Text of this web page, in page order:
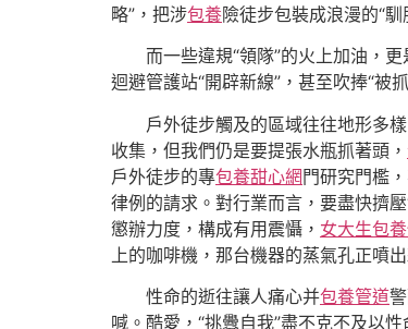
略”，把涉包養險徒步包裝成浪漫的“
而一些違規“領隊”的火上加油，
迴避管護站“開辟新線”，甚至吹捧“被
戶外徒步觸及的區域往往地形多
收集，但我們仍是要提張水瓶抓著頭，
戶外徒步的專包養甜心網門研究門檻
律例的請求。對行業而言，要盡快擠
懲辦力度，構成有用震懾， 女大生包
上的咖啡機，那台機器的蒸氣孔正噴
性命的逝往讓人痛心并包養管道
喊。酷愛，“挑釁自我”盡不克不及以